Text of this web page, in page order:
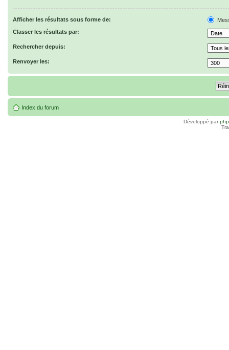
Afficher les résultats sous forme de:
Classer les résultats par:
Rechercher depuis:
Renvoyer les:
Index du forum
Développé par